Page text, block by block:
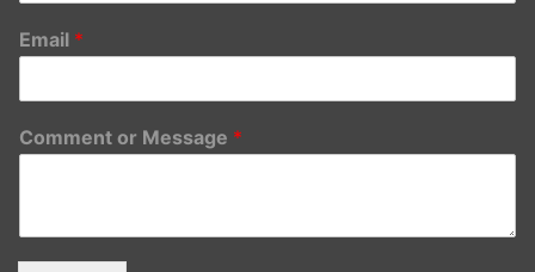
Email *
Comment or Message *